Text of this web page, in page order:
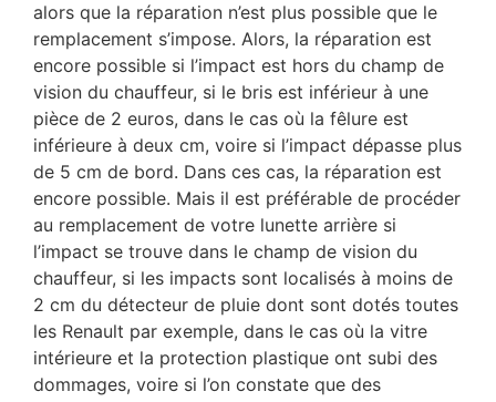
alors que la réparation n’est plus possible que le
remplacement s’impose. Alors, la réparation est
encore possible si l’impact est hors du champ de
vision du chauffeur, si le bris est inférieur à une
pièce de 2 euros, dans le cas où la fêlure est
inférieure à deux cm, voire si l’impact dépasse plus
de 5 cm de bord. Dans ces cas, la réparation est
encore possible. Mais il est préférable de procéder
au remplacement de votre lunette arrière si
l’impact se trouve dans le champ de vision du
chauffeur, si les impacts sont localisés à moins de
2 cm du détecteur de pluie dont sont dotés toutes
les Renault par exemple, dans le cas où la vitre
intérieure et la protection plastique ont subi des
dommages, voire si l’on constate que des